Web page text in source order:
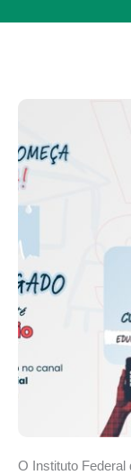
O Instituto